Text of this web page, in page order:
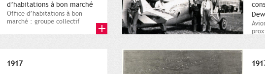
d’habitations à bon marché
Office d’habitations à bon
marché : groupe collectif
1917